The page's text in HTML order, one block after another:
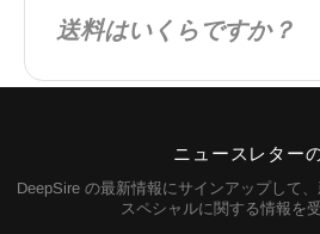
質で適正な価格の製品をお届
パートナーを慎重に選定して
送料はいくらですか？
配送料は、お客様の所在地お
に、必ず配送料をご確認いた
ニュースレター
DeepSire の最新情報にサインアップして
スペシャルに関する情報を